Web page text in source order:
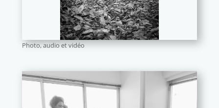
Photo, audio et vidéo